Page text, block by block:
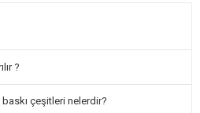
?
baskı çeşitleri nelerdir?